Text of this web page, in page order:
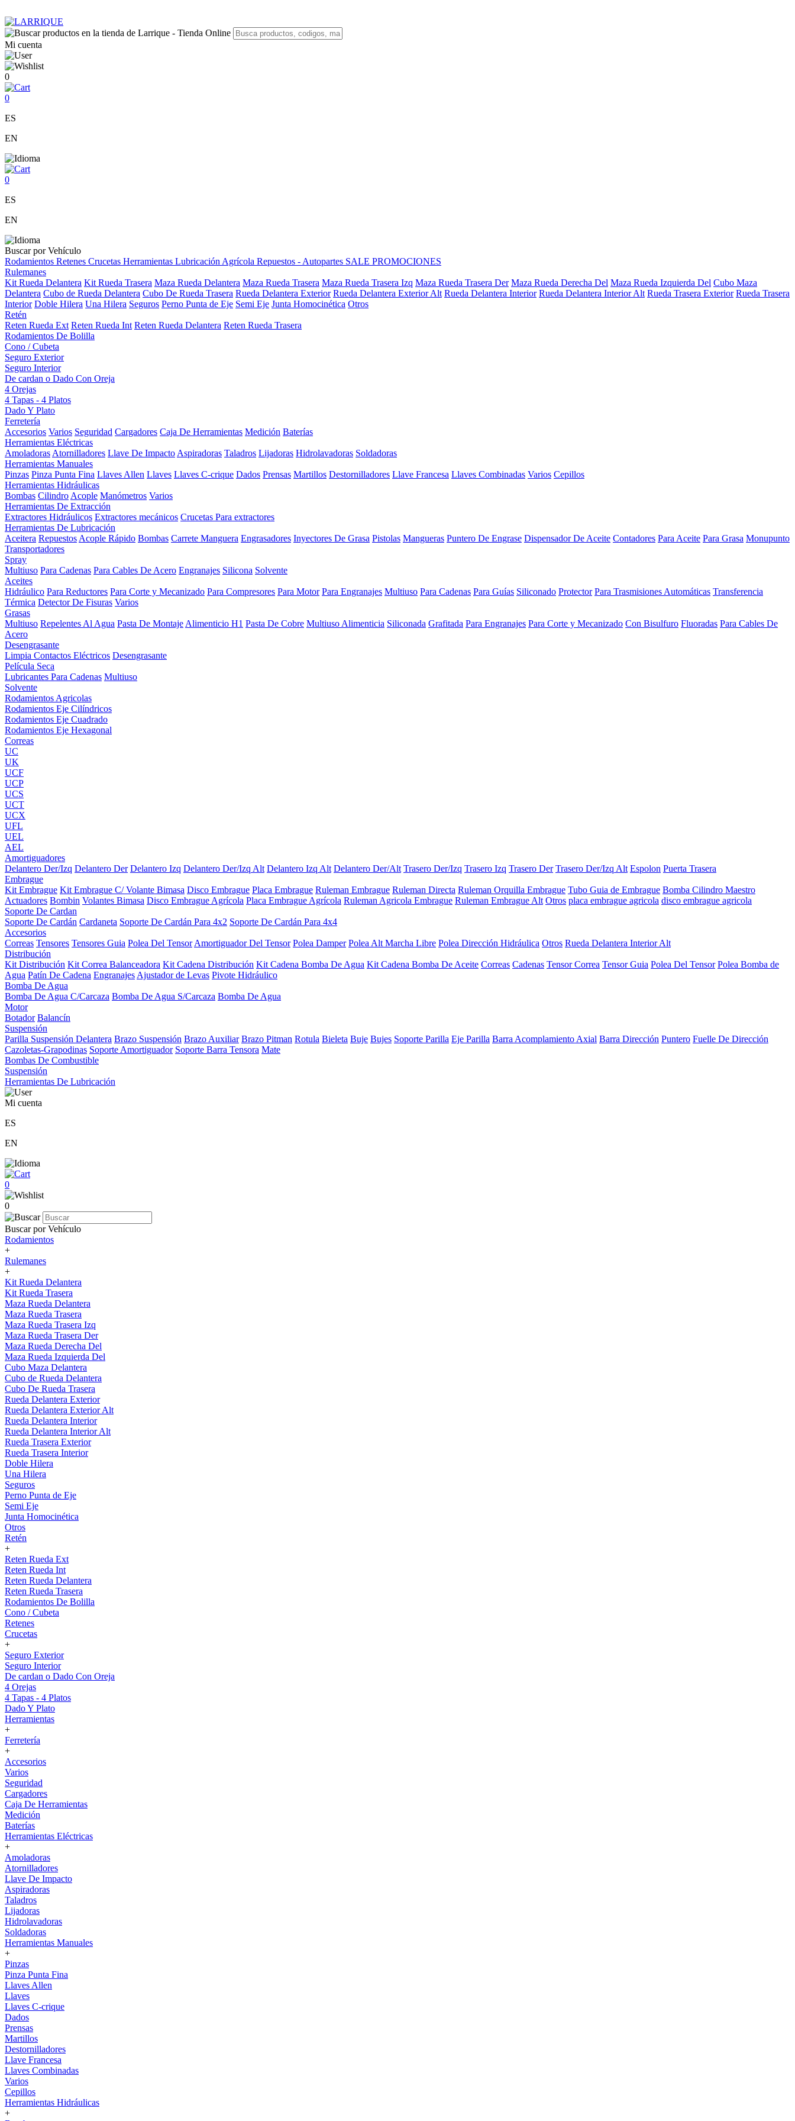
Mi cuenta
0
0
ES
EN
0
ES
EN
Buscar por Vehículo
Rodamientos Retenes Crucetas Herramientas Lubricación Agrícola Repuestos - Autopartes SALE PROMOCIONES
Rulemanes
Kit Rueda Delantera Kit Rueda Trasera Maza Rueda Delantera Maza Rueda Trasera Maza Rueda Trasera Izq Maza Rueda Trasera Der Maza Rueda Derecha Del Maza Rueda Izquierda Del Cubo Maza
Delantera Cubo de Rueda Delantera Cubo De Rueda Trasera Rueda Delantera Exterior Rueda Delantera Exterior Alt Rueda Delantera Interior Rueda Delantera Interior Alt Rueda Trasera Exterior Rueda Trasera
Interior Doble Hilera Una Hilera Seguros Perno Punta de Eje Semi Eje Junta Homocinética Otros
Retén
Reten Rueda Ext Reten Rueda Int Reten Rueda Delantera Reten Rueda Trasera
Rodamientos De Bolilla
Cono / Cubeta
Seguro Exterior
Seguro Interior
De cardan o Dado Con Oreja
4 Orejas
4 Tapas - 4 Platos
Dado Y Plato
Ferretería
Accesorios Varios Seguridad Cargadores Caja De Herramientas Medición Baterías
Herramientas Eléctricas
Amoladoras Atornilladores Llave De Impacto Aspiradoras Taladros Lijadoras Hidrolavadoras Soldadoras
Herramientas Manuales
Pinzas Pinza Punta Fina Llaves Allen Llaves Llaves C-crique Dados Prensas Martillos Destornilladores Llave Francesa Llaves Combinadas Varios Cepillos
Herramientas Hidráulicas
Bombas Cilindro Acople Manómetros Varios
Herramientas De Extracción
Extractores Hidráulicos Extractores mecánicos Crucetas Para extractores
Herramientas De Lubricación
Aceitera Repuestos Acople Rápido Bombas Carrete Manguera Engrasadores Inyectores De Grasa Pistolas Mangueras Puntero De Engrase Dispensador De Aceite Contadores Para Aceite Para Grasa Monupunto
Transportadores
Spray
Multiuso Para Cadenas Para Cables De Acero Engranajes Silicona Solvente
Aceites
Hidráulico Para Reductores Para Corte y Mecanizado Para Compresores Para Motor Para Engranajes Multiuso Para Cadenas Para Guías Siliconado Protector Para Trasmisiones Automáticas Transferencia
Térmica Detector De Fisuras Varios
Grasas
Multiuso Repelentes Al Agua Pasta De Montaje Alimenticio H1 Pasta De Cobre Multiuso Alimenticia Siliconada Grafitada Para Engranajes Para Corte y Mecanizado Con Bisulfuro Fluoradas Para Cables De
Acero
Desengrasante
Limpia Contactos Eléctricos Desengrasante
Película Seca
Lubricantes Para Cadenas Multiuso
Solvente
Rodamientos Agricolas
Rodamientos Eje Cilíndricos
Rodamientos Eje Cuadrado
Rodamientos Eje Hexagonal
Correas
UC
UK
UCF
UCP
UCS
UCT
UCX
UFL
UEL
AEL
Amortiguadores
Delantero Der/Izq Delantero Der Delantero Izq Delantero Der/Izq Alt Delantero Izq Alt Delantero Der/Alt Trasero Der/Izq Trasero Izq Trasero Der Trasero Der/Izq Alt Espolon Puerta Trasera
Embrague
Kit Embrague Kit Embrague C/ Volante Bimasa Disco Embrague Placa Embrague Ruleman Embrague Ruleman Directa Ruleman Orquilla Embrague Tubo Guia de Embrague Bomba Cilindro Maestro
Actuadores Bombin Volantes Bimasa Disco Embrague Agrícola Placa Embrague Agrícola Ruleman Agricola Embrague Ruleman Embrague Alt Otros placa embrague agricola disco embrague agricola
Soporte De Cardan
Soporte De Cardán Cardaneta Soporte De Cardán Para 4x2 Soporte De Cardán Para 4x4
Accesorios
Correas Tensores Tensores Guia Polea Del Tensor Amortiguador Del Tensor Polea Damper Polea Alt Marcha Libre Polea Dirección Hidráulica Otros Rueda Delantera Interior Alt
Distribución
Kit Distribución Kit Correa Balanceadora Kit Cadena Distribución Kit Cadena Bomba De Agua Kit Cadena Bomba De Aceite Correas Cadenas Tensor Correa Tensor Guia Polea Del Tensor Polea Bomba de
Agua Patín De Cadena Engranajes Ajustador de Levas Pivote Hidráulico
Bomba De Agua
Bomba De Agua C/Carcaza Bomba De Agua S/Carcaza Bomba De Agua
Motor
Botador Balancín
Suspensión
Parilla Suspensión Delantera Brazo Suspensión Brazo Auxiliar Brazo Pitman Rotula Bieleta Buje Bujes Soporte Parilla Eje Parilla Barra Acomplamiento Axial Barra Dirección Puntero Fuelle De Dirección
Cazoletas-Grapodinas Soporte Amortiguador Soporte Barra Tensora Mate
Bombas De Combustible
Suspensión
Herramientas De Lubricación
Mi cuenta
ES
EN
0
0
Buscar por Vehículo
Rodamientos
+
Rulemanes
+
Kit Rueda Delantera
Kit Rueda Trasera
Maza Rueda Delantera
Maza Rueda Trasera
Maza Rueda Trasera Izq
Maza Rueda Trasera Der
Maza Rueda Derecha Del
Maza Rueda Izquierda Del
Cubo Maza Delantera
Cubo de Rueda Delantera
Cubo De Rueda Trasera
Rueda Delantera Exterior
Rueda Delantera Exterior Alt
Rueda Delantera Interior
Rueda Delantera Interior Alt
Rueda Trasera Exterior
Rueda Trasera Interior
Doble Hilera
Una Hilera
Seguros
Perno Punta de Eje
Semi Eje
Junta Homocinética
Otros
Retén
+
Reten Rueda Ext
Reten Rueda Int
Reten Rueda Delantera
Reten Rueda Trasera
Rodamientos De Bolilla
Cono / Cubeta
Retenes
Crucetas
+
Seguro Exterior
Seguro Interior
De cardan o Dado Con Oreja
4 Orejas
4 Tapas - 4 Platos
Dado Y Plato
Herramientas
+
Ferretería
+
Accesorios
Varios
Seguridad
Cargadores
Caja De Herramientas
Medición
Baterías
Herramientas Eléctricas
+
Amoladoras
Atornilladores
Llave De Impacto
Aspiradoras
Taladros
Lijadoras
Hidrolavadoras
Soldadoras
Herramientas Manuales
+
Pinzas
Pinza Punta Fina
Llaves Allen
Llaves
Llaves C-crique
Dados
Prensas
Martillos
Destornilladores
Llave Francesa
Llaves Combinadas
Varios
Cepillos
Herramientas Hidráulicas
+